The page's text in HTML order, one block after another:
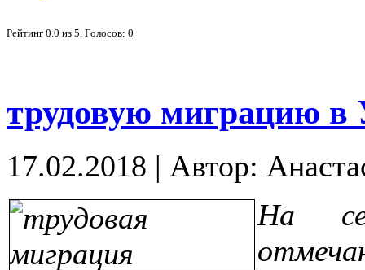
Рейтинг 0.0 из 5. Голосов: 0
трудовую миграцию в
17.02.2018 | Автор:
На